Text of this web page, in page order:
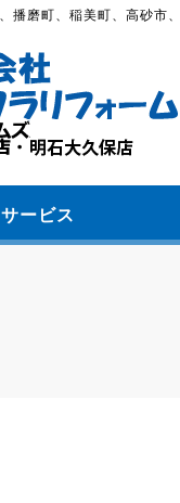
播磨町、稲美町、高砂市
サービス